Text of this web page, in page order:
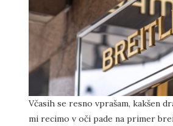
Včasih se resno vprašam, kakšen
mi recimo v oči pade na primer